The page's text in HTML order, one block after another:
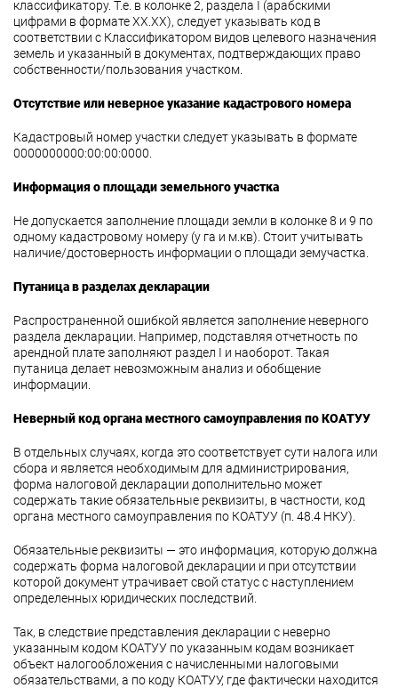
классификатору. Т.е. в колонке 2, раздела І (арабскими
цифрами в формате ХХ.ХХ), следует указывать код в
соответствии с Классификатором видов целевого назначения
земель и указанный в документах, подтверждающих право
собственности/пользования участком.
Отсутствие или неверное указание кадастрового номера
Кадастровый номер участки следует указывать в формате
0000000000:00:00:0000.
Информация о площади земельного участка
Не допускается заполнение площади земли в колонке 8 и 9 по
одному кадастровому номеру (у га и м.кв). Стоит учитывать
наличие/достоверность информации о площади земучастка.
Путаница в разделах декларации
Распространенной ошибкой является заполнение неверного
раздела декларации. Например, подставляя отчетность по
арендной плате заполняют раздел І и наоборот. Такая
путаница делает невозможным анализ и обобщение
информации.
Неверный код органа местного самоуправления по КОАТУУ
В отдельных случаях, когда это соответствует сути налога или
сбора и является необходимым для администрирования,
форма налоговой декларации дополнительно может
содержать такие обязательные реквизиты, в частности, код
органа местного самоуправления по КОАТУУ (п. 48.4 НКУ).
Обязательные реквизиты — это информация, которую должна
содержать форма налоговой декларации и при отсутствии
которой документ утрачивает свой статус с наступлением
определенных юридических последствий.
Так, в следствие представления декларации с неверно
указанным кодом КОАТУУ по указанным кодам возникает
объект налогообложения с начисленными налоговыми
обязательствами, а по коду КОАТУУ, где фактически находится